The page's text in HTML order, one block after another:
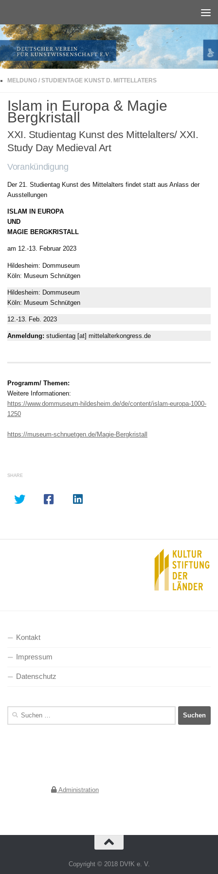
MELDUNG / STUDIENTAGE KUNST D. MITTELLATERS
Islam in Europa & Magie
Bergkristall
XXI. Studientag Kunst des Mittelalters/ XXI.
Study Day Medieval Art
Vorankündigung
Der 21. Studientag Kunst des Mittelalters findet statt aus Anlass der
Ausstellungen
ISLAM IN EUROPA
UND
MAGIE BERGKRISTALL
am 12.-13. Februar 2023
Hildesheim: Dommuseum
Köln: Museum Schnütgen
Hildesheim: Dommuseum
Köln: Museum Schnütgen
12.-13. Feb. 2023
Anmeldung: studientag [at] mittelalterkongress.de
Programm/ Themen:
Weitere Informationen:
https://www.dommuseum-hildesheim.de/de/content/islam-europa-1000-
1250
https://museum-schnuetgen.de/Magie-Bergkristall
SHARE
Kontakt
Impressum
Datenschutz
Suchen
nach:
Administration
Copyright © 2018 DVfK e. V.